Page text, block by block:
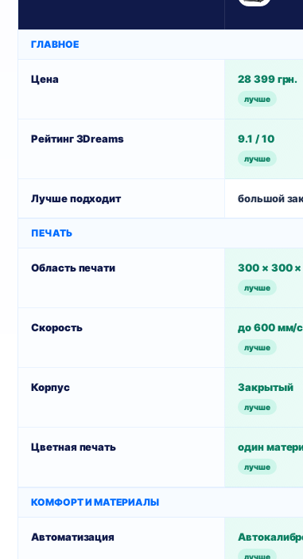
ГЛАВНОЕ
Цена 28 399 грн.
лучше
Рейтинг 3Dreams 9.1 / 10
лучше
Лучше подходит большой
ПЕЧАТЬ
Область печати 300 × 300
лучше
Скорость до 600 мм/с
лучше
Корпус Закрытый
лучше
Цветная печать один
лучше
КОМФОРТ И МАТЕРИАЛЫ
Автоматизация
лучше